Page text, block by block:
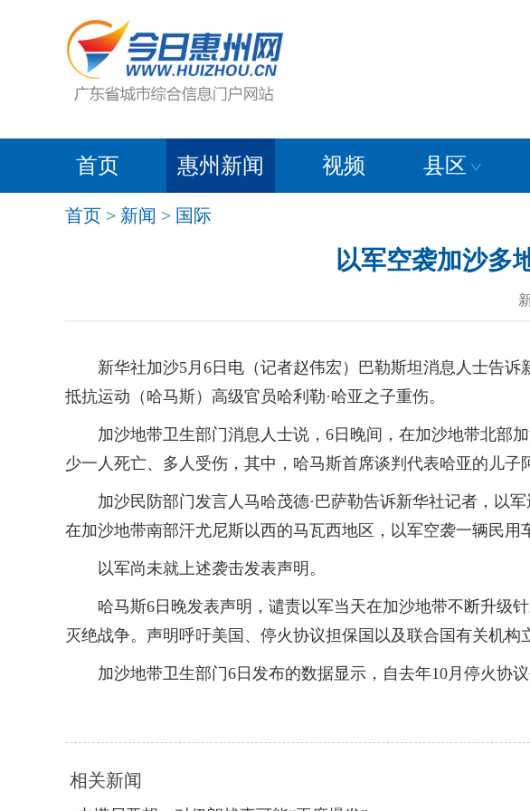
首页 惠州新闻 视频 县区
首页 > 新闻 > 国际
以军空袭加沙多
新华社加沙5月6日电（记者赵伟宏）巴勒斯坦消息人士告诉
抵抗运动（哈马斯）高级官员哈利勒·哈亚之子重伤。
加沙地带卫生部门消息人士说，6日晚间，在加沙地带北部加
少一人死亡、多人受伤，其中，哈马斯首席谈判代表哈亚的儿子
加沙民防部门发言人马哈茂德·巴萨勒告诉新华社记者，以军
在加沙地带南部汗尤尼斯以西的马瓦西地区，以军空袭一辆民用
以军尚未就上述袭击发表声明。
哈马斯6日晚发表声明，谴责以军当天在加沙地带不断升级针
灭绝战争。声明呼吁美国、停火协议担保国以及联合国有关机
加沙地带卫生部门6日发布的数据显示，自去年10月停火协议
相关新闻